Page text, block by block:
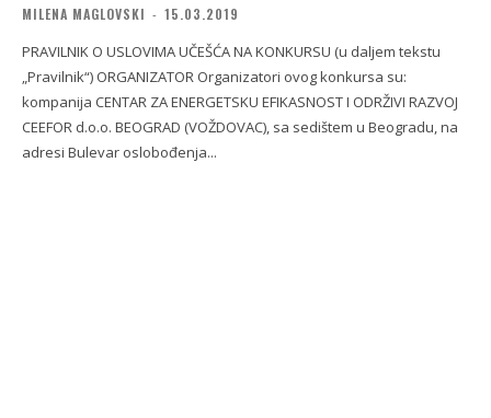
MILENA MAGLOVSKI - 15.03.2019
PRAVILNIK O USLOVIMA UČEŠĆA NA KONKURSU (u daljem tekstu
„Pravilnik“) ORGANIZATOR Organizatori ovog konkursa su:
kompanija CENTAR ZA ENERGETSKU EFIKASNOST I ODRŽIVI RAZVOJ
CEEFOR d.o.o. BEOGRAD (VOŽDOVAC), sa sedištem u Beogradu, na
adresi Bulevar oslobođenja...